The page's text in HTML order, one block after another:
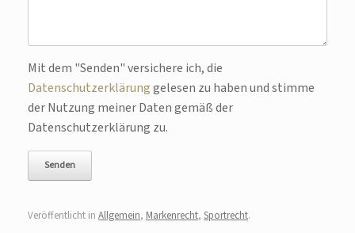
Bitte lasse dieses Feld leer.
Mit dem "Senden" versichere ich, die
Datenschutzerklärunggelesen zu haben und stimme
der Nutzung meiner Daten gemäß der
Datenschutzerklärung zu.
Veröffentlicht in Allgemein, Markenrecht, Sportrecht.